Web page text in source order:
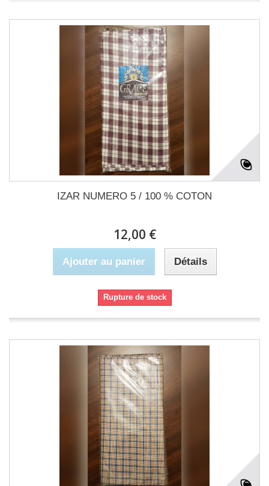
IZAR NUMERO 5 / 100 % COTON
12,00 €
Ajouter au panier Détails
Rupture de stock